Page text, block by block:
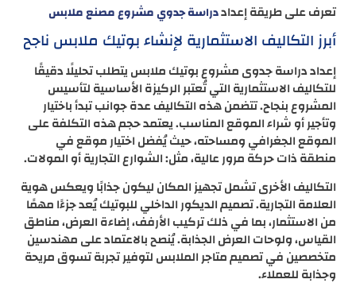
تعرف على طريقة إعداددراسة جدوي مشروع مصنع ملابس
أبرز التكاليف الاستثمارية لإنشاء بوتيك ملابس ناجح
إعداد دراسة جدوى مشروع بوتيك ملابس يتطلب تحليلًا دقيقًا
للتكاليف الاستثمارية التي تُعتبر الركيزة الأساسية لتأسيس
المشروع بنجاح. تتضمن هذه التكاليف عدة جوانب تبدأ باختيار
وتأجير أو شراء الموقع المناسب. يعتمد حجم هذه التكلفة على
الموقع الجغرافي ومساحته، حيث يُفضل اختيار موقع في
منطقة ذات حركة مرور عالية، مثل: الشوارع التجارية أو المولات.
التكاليف الأخرى تشمل تجهيز المكان ليكون جذابًا ويعكس هوية
العلامة التجارية. تصميم الديكور الداخلي للبوتيك يُعد جزءًا مهمًا
من الاستثمار، بما في ذلك تركيب الأرفف، إضاءة العرض، مناطق
القياس، ولوحات العرض الجذابة. يُنصح بالاعتماد على مهندسين
متخصصين في تصميم متاجر الملابس لتوفير تجربة تسوق مريحة
وجذابة للعملاء.